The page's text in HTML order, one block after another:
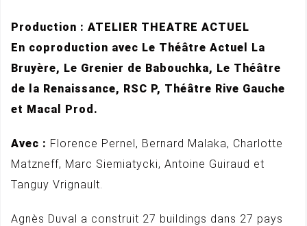
Production : ATELIER THEATRE ACTUEL
En coproduction avec Le Théâtre Actuel La
Bruyère, Le Grenier de Babouchka, Le Théâtre
de la Renaissance, RSC P, Théâtre Rive Gauche
et Macal Prod.
Avec : Florence Pernel, Bernard Malaka, Charlotte
Matzneff, Marc Siemiatycki, Antoine Guiraud et
Tanguy Vrignault.
Agnès Duval a construit 27 buildings dans 27 pays